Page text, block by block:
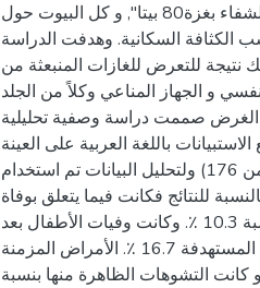
العينة كالتالي: كل البيوت حول مستشفى الشفاء بغزة80 بيتا", و كل البيوت حول
46 بيتا", وذلك حسب الكثافة السكانية. وهدفت الدراسة
نتيجة للتعرض للغازات المنبعثة من
و الجهاز المناعي وكلاً من الجلد
صممت دراسة وصفية تحليلية
باللغة العربية على العينة
وكانت نسبة الاستجابة 71.5.% (126 من 176) ولتحليل البيانات تم استخدام
للنتائج فكانت فيما يتعلق بوفاة
الأطفال قبل الولادة في المناطق المستهدفة نسبة 10.3 ٪. وكانت وفيات الأطفال بعد
الولادة من دون معرفة السبب في المناطق المستهدفة 16.7 ٪. الأمراض المزمنة
و التشوهات الخلقية بنسبة 4.8% و كانت التشوهات الظاهرة منها بنسبة